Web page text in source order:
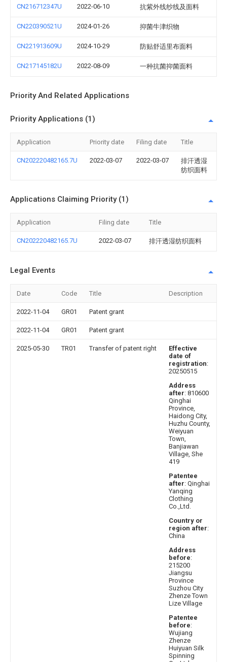
CN216712347U 2022-06-10 抗紫外线纱线及面料
CN220390521U 2024-01-26 抑菌牛津织物
CN221913609U 2024-10-29 防贴舒适里布面料
CN217145182U 2022-08-09 一种抗菌抑菌面料
Priority And Related Applications
Priority Applications (1)
Application Priority date Filing date Title
CN202220482165.7U 2022-03-07 2022-03-07
排汗透湿
纺织面料
Applications Claiming Priority (1)
Application Filing date Title
CN202220482165.7U 2022-03-07 排汗透湿纺织面料
Legal Events
Date Code Title Description
2022-11-04 GR01 Patent grant
2022-11-04 GR01 Patent grant
2025-05-30 TR01 Transfer of patent right
Effective
date of
registration:
20250515
Address
after: 810600
Qinghai
Province,
Haidong City,
Huzhu County,
Weiyuan
Town,
Banjiawan
Village, She
419
Patentee
after: Qinghai
Yanqing
Clothing
Co.,Ltd.
Country or
region after:
China
Address
before:
215200
Jiangsu
Province
Suzhou City
Zhenze Town
Lize Village
Patentee
before:
Wujiang
Zhenze
Huiyuan Silk
Spinning